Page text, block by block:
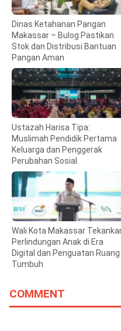
Dinas Ketahanan Pangan
Makassar – Bulog Pastikan
Stok dan Distribusi Bantuan
Pangan Aman
Ustazah Harisa Tipa:
Muslimah Pendidik Pertama
Keluarga dan Penggerak
Perubahan Sosial
Wali Kota Makassar
Perlindungan Anak di Era
Digital dan Penguatan Ruang
Tumbuh
COMMENT